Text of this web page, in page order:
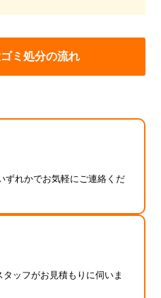
ミ処分の流れ
ずれかでお気軽にご連絡くだ
ッフがお見積もりに伺いま